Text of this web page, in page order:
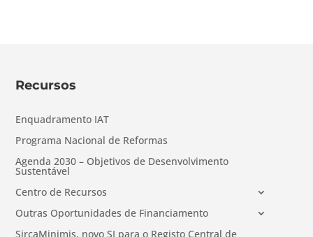
Recursos
Enquadramento IAT
Programa Nacional de Reformas
Agenda 2030 – Objetivos de Desenvolvimento
Sustentável
Centro de Recursos
Outras Oportunidades de Financiamento
SircaMinimis, novo SI para o Registo Central de